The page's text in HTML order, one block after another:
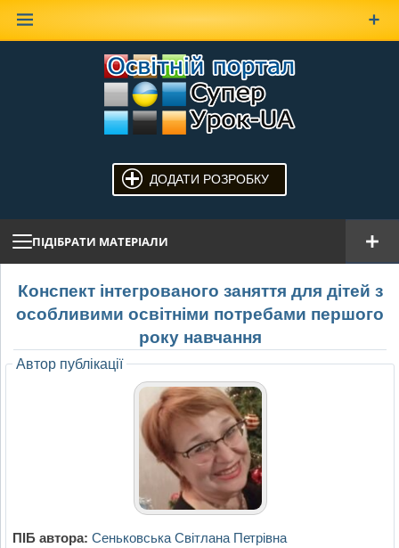
ДОДАТИ РОЗРОБКУ
ПІДІБРАТИ МАТЕРІАЛИ
Конспект інтегрованого заняття для дітей з
особливими освітніми потребами першого
року навчання
Автор публікації
ПІБ автора: Сеньковська Світлана Петрівна